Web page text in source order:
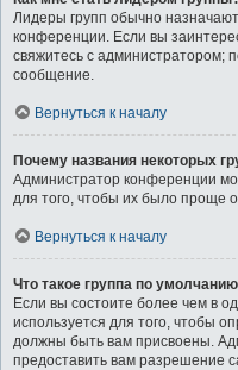
Лидеры групп обычно
конференции. Если вы
свяжитесь с администратором;
сообщение.
Вернуться к началу
Почему названия некоторых
Администратор конференции
для того, чтобы их было проще
Вернуться к началу
Что такое группа по
Если вы состоите более чем в
используется для того, чтобы
должны быть вам присвоены.
предоставить вам разрешение